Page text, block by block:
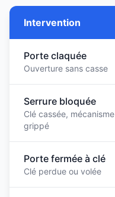
Intervention
Porte claquée
Ouverture sans casse
Serrure bloquée
Clé cassée, mécanisme
grippé
Porte fermée à clé
Clé perdue ou volée